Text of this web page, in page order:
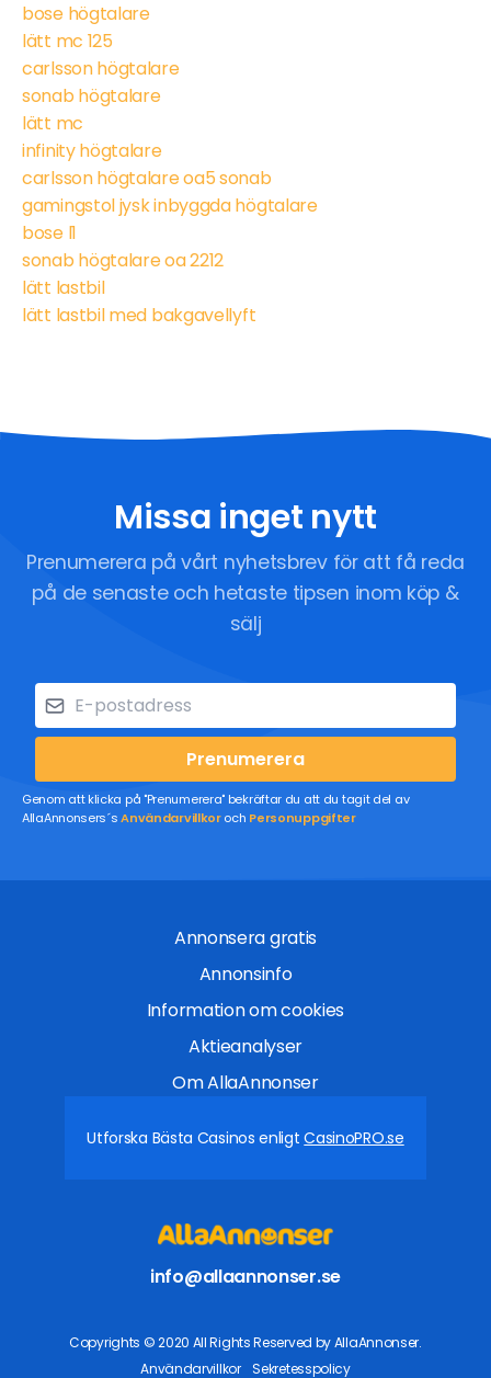
bose högtalare
lätt mc 125
carlsson högtalare
sonab högtalare
lätt mc
infinity högtalare
carlsson högtalare oa5 sonab
gamingstol jysk inbyggda högtalare
bose l1
sonab högtalare oa 2212
lätt lastbil
lätt lastbil med bakgavellyft
Missa inget nytt
Prenumerera på vårt nyhetsbrev för att få reda
på de senaste och hetaste tipsen inom köp &
sälj
Prenumerera
Genom att klicka på "Prenumerera" bekräftar du att du tagit del av
AllaAnnonsers´sAnvändarvillkoroch Personuppgifter
Annonsera gratis
Annonsinfo
Information om cookies
Aktieanalyser
Om AllaAnnonser
Utforska Bästa Casinos enligtCasinoPRO.se
info@allaannonser.se
Copyrights © 2020 All Rights Reserved by AllaAnnonser.
Användarvillkor
Sekretesspolicy